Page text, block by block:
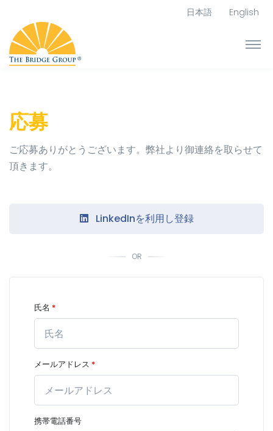
日本語 English
応募
ご応募ありがとうございます。弊社より御連絡を取らせて
頂きます。
LinkedInを利用し登録
OR
氏名 *
メールアドレス *
携帯電話番号